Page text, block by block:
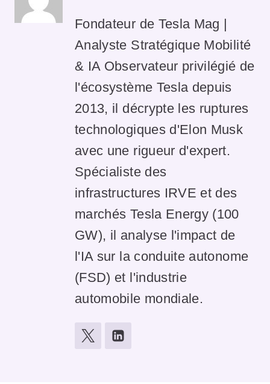
Fondateur de Tesla Mag |
Analyste Stratégique Mobilité
& IA Observateur privilégié de
l'écosystème Tesla depuis
2013, il décrypte les ruptures
technologiques d'Elon Musk
avec une rigueur d'expert.
Spécialiste des
infrastructures IRVE et des
marchés Tesla Energy (100
GW), il analyse l'impact de
l'IA sur la conduite autonome
(FSD) et l'industrie
automobile mondiale.